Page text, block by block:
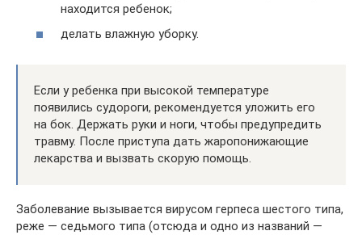
находится ребенок;
делать влажную уборку.
Если у ребенка при высокой температуре
появились судороги, рекомендуется уложить его
на бок. Держать руки и ноги, чтобы предупредить
травму. После приступа дать жаропонижающие
лекарства и вызвать скорую помощь.
Заболевание вызывается вирусом герпеса шестого типа,
реже — седьмого типа (отсюда и одно из названий —